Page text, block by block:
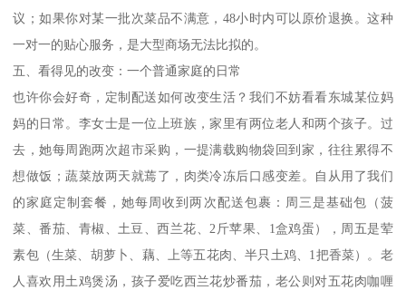
议；如果你对某一批次菜品不满意，48小时内可以原价退换。这种
一对一的贴心服务，是大型商场无法比拟的。
五、看得见的改变：一个普通家庭的日常
也许你会好奇，定制配送如何改变生活？我们不妨看看东城某位妈
妈的日常。李女士是一位上班族，家里有两位老人和两个孩子。过
去，她每周跑两次超市采购，一提满载购物袋回到家，往往累得不
想做饭；蔬菜放两天就蔫了，肉类冷冻后口感变差。自从用了我们
的家庭定制套餐，她每周收到两次配送包裹：周三是基础包（菠
菜、番茄、青椒、土豆、西兰花、2斤苹果、1盒鸡蛋），周五是荤
素包（生菜、胡萝卜、藕、上等五花肉、半只土鸡、1把香菜）。老
人喜欢用土鸡煲汤，孩子爱吃西兰花炒番茄，老公则对五花肉咖喱